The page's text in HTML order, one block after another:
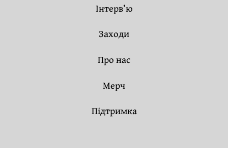
Інтерв’ю
Заходи
Про нас
Мерч
Підтримка